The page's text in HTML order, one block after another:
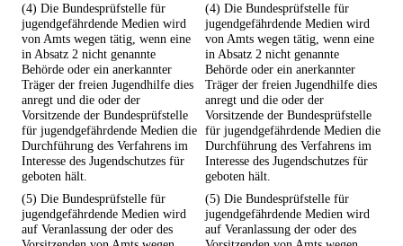
(4) Die Bundesprüfstelle für
jugendgefährdende Medien wird
von Amts wegen tätig, wenn eine
in Absatz 2 nicht genannte
Behörde oder ein anerkannter
Träger der freien Jugendhilfe dies
anregt und die oder der
Vorsitzende der Bundesprüfstelle
für jugendgefährdende Medien die
Durchführung des Verfahrens im
Interesse des Jugendschutzes für
geboten hält.
(4) Die Bundesprüfstelle für
jugendgefährdende Medien wird
von Amts wegen tätig, wenn eine
in Absatz 2 nicht genannte
Behörde oder ein anerkannter
Träger der freien Jugendhilfe dies
anregt und die oder der
Vorsitzende der Bundesprüfstelle
für jugendgefährdende Medien die
Durchführung des Verfahrens im
Interesse des Jugendschutzes für
geboten hält.
(5) Die Bundesprüfstelle für
jugendgefährdende Medien wird
auf Veranlassung der oder des
(5) Die Bundesprüfstelle für
jugendgefährdende Medien wird
auf Veranlassung der oder des